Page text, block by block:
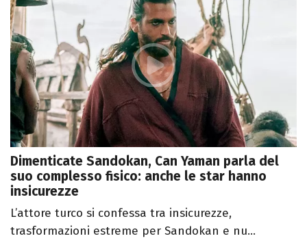
Dimenticate Sandokan, Can Yaman parla del
suo complesso fisico: anche le star hanno
insicurezze
L’attore turco si confessa tra insicurezze,
trasformazioni estreme per Sandokan e nu...